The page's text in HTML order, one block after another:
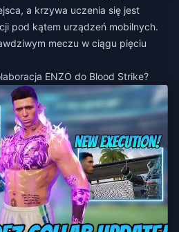
a krzywa uczenia się jest
pod kątem urządzeń mobilnych.
meczu w ciągu pięciu
ENZO do Blood Strike?